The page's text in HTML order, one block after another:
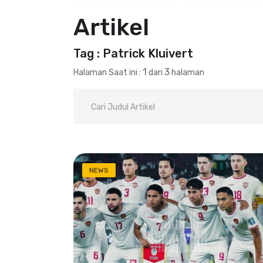
Artikel
Tag : Patrick Kluivert
Halaman Saat ini : 1 dari 3 halaman
NEWS